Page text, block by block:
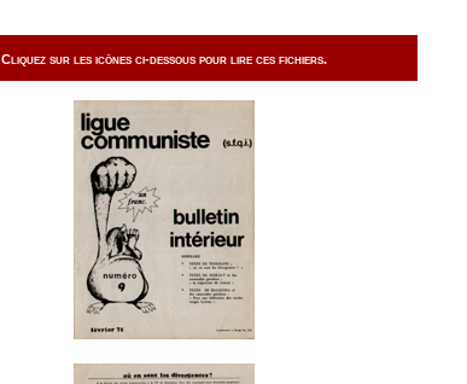
Cliquez sur les icônes ci-dessous pour lire ces fichiers.